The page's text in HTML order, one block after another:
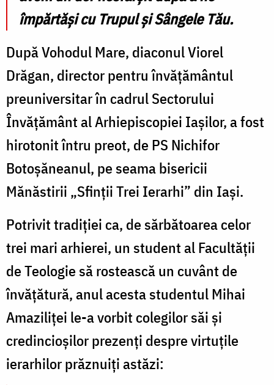
împărtăși cu Trupul și Sângele Tău.
După Vohodul Mare, diaconul Viorel
Drăgan, director pentru învățământul
preuniversitar în cadrul Sectorului
Învățământ al Arhiepiscopiei Iașilor, a fost
hirotonit întru preot, de PS Nichifor
Botoșăneanul, pe seama bisericii
Mănăstirii „Sfinții Trei Ierarhi” din Iași.
Potrivit tradiției ca, de sărbătoarea celor
trei mari arhierei, un student al Facultății
de Teologie să rostească un cuvânt de
învățătură, anul acesta studentul Mihai
Amaziliței le-a vorbit colegilor săi și
credincioșilor prezenți despre virtuțile
ierarhilor prăznuiți astăzi: